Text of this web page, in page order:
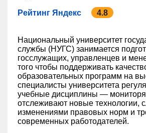
Рейтинг Яндекс 4.8
Национальный университет
службы (НУГС) занимается
госслужащих, управленцев и
того чтобы поддерживать
образовательных программ на
специалисты университета
учебные дисциплины —
отслеживают новые технологии,
изменениями правовых норм и
современных работодателей.